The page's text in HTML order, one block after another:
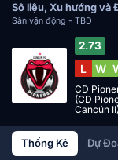
Số liệu, Xu hướng và
Sân vận động - TBD
2.73
L W
CD
(CD
Cancún II)
Thống Kê Dự